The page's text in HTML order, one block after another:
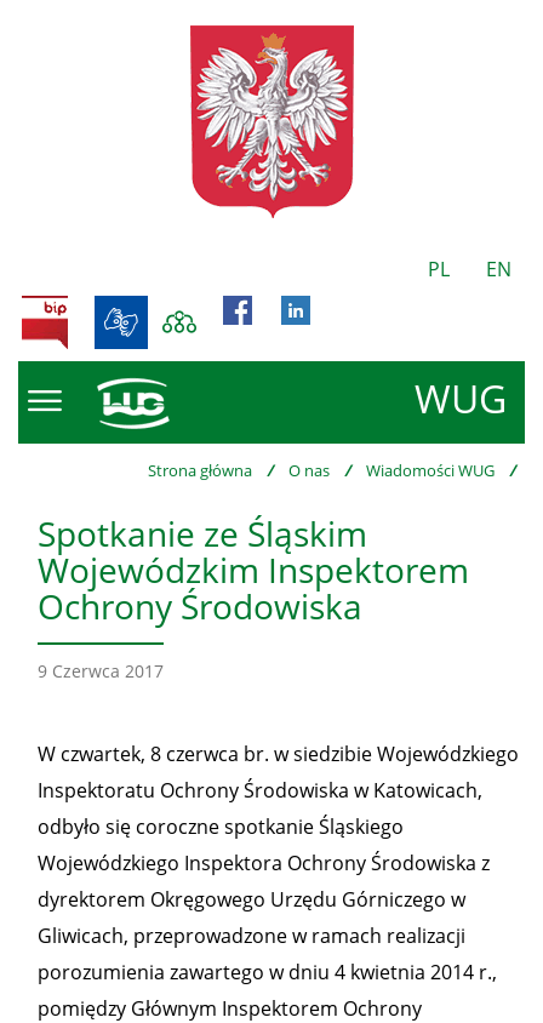
PL EN
WUG
BIP
Strona główna / O nas / Wiadomości WUG /
Spotkanie ze Śląskim
Wojewódzkim Inspektorem
Ochrony Środowiska
9 Czerwca 2017
W czwartek, 8 czerwca br. w siedzibie Wojewódzkiego
Inspektoratu Ochrony Środowiska w Katowicach,
odbyło się coroczne spotkanie Śląskiego
Wojewódzkiego Inspektora Ochrony Środowiska z
dyrektorem Okręgowego Urzędu Górniczego w
Gliwicach, przeprowadzone w ramach realizacji
porozumienia zawartego w dniu 4 kwietnia 2014 r.,
pomiędzy Głównym Inspektorem Ochrony